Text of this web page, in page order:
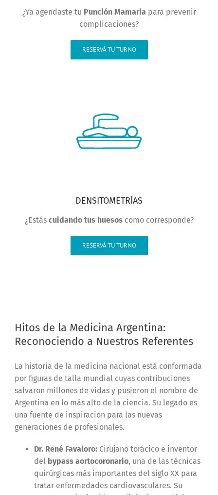
¿Ya agendaste tu Punción Mamariapara prevenir
complicaciones?
RESERVÁ TU TURNO
DENSITOMETRÍAS
¿Estás cuidando tus huesoscomo corresponde?
RESERVÁ TU TURNO
Hitos de la Medicina Argentina:
Reconociendo a Nuestros Referentes
La historia de la medicina nacional está conformada
por figuras de talla mundial cuyas contribuciones
salvaron millones de vidas y pusieron el nombre de
Argentina en lo más alto de la ciencia. Su legado es
una fuente de inspiración para las nuevas
generaciones de profesionales.
Dr. René Favaloro:Cirujano torácico e inventor
del bypass aortocoronario, una de las técnicas
quirúrgicas más importantes del siglo XX para
tratar enfermedades cardiovasculares. Su